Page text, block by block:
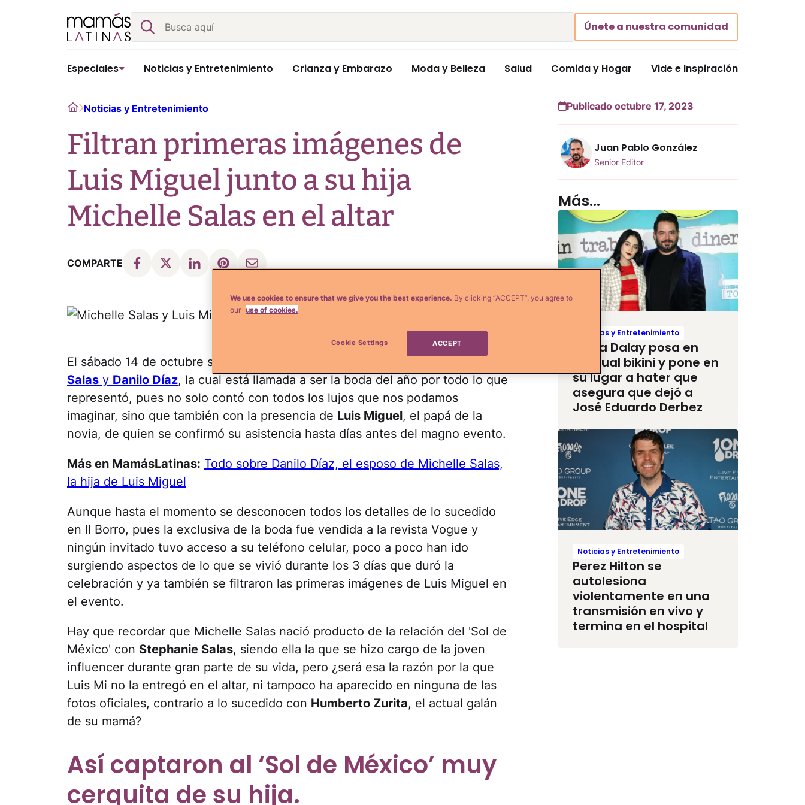
Buscar
Únete a nuestra comunidad
Especiales Noticias y Entretenimiento Crianza y Embarazo Moda y Belleza Salud Comida y Hogar Vide e Inspiración
HomeNoticias y Entretenimiento
Filtran primeras imágenes de
Luis Miguel junto a su hija
Michelle Salas en el altar
COMPARTE
El sábado 14 de octubre se celebró en la Toscana italiana la
Salas y Danilo Díaz, la cual está llamada a ser la boda del año por todo lo que
representó, pues no solo contó con todos los lujos que nos podamos
imaginar, sino que también con la presencia de Luis Miguel, el papá de la
novia, de quien se confirmó su asistencia hasta días antes del magno evento.
Más en MamásLatinas: Todo sobre Danilo Díaz, el esposo de Michelle Salas,
la hija de Luis Miguel
Aunque hasta el momento se desconocen todos los detalles de lo sucedido
en Il Borro, pues la exclusiva de la boda fue vendida a la revista Vogue y
ningún invitado tuvo acceso a su teléfono celular, poco a poco han ido
surgiendo aspectos de lo que se vivió durante los 3 días que duró la
celebración y ya también se filtraron las primeras imágenes de Luis Miguel en
el evento.
Hay que recordar que Michelle Salas nació producto de la relación del 'Sol de
México' con Stephanie Salas, siendo ella la que se hizo cargo de la joven
influencer durante gran parte de su vida, pero ¿será esa la razón por la que
Luis Mi no la entregó en el altar, ni tampoco ha aparecido en ninguna de las
fotos oficiales, contrario a lo sucedido con Humberto Zurita, el actual galán
de su mamá?
Así captaron al ‘Sol de México’ muy
cerquita de su hija.
Publicado octubre 17, 2023
Juan Pablo González
Senior Editor
Más...
Noticias y Entretenimiento
Paola Dalay posa en
sensual bikini y pone en
su lugar a hater que
asegura que dejó a
José Eduardo Derbez
Noticias y Entretenimiento
Perez Hilton se
autolesiona
violentamente en una
transmisión en vivo y
termina en el hospital
We use cookies to ensure that we give you the best experience. By clicking “ACCEPT”, you agree to
our use of cookies.
Cookie Settings ACCEPT